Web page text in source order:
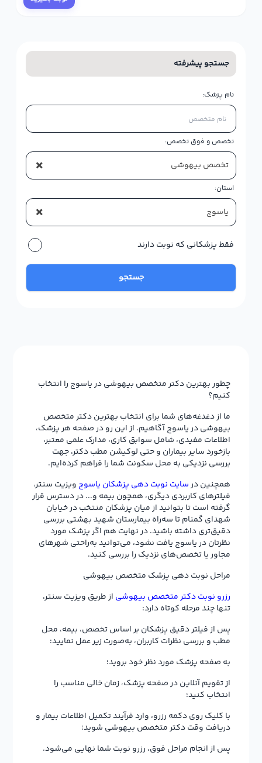
جستجو پیشرفته
نام پزشک:
تخصص و فوق تخصص:
× تخصص بیهوشی
استان:
× یاسوج
فقط پزشکانی که نوبت دارند
جستجو
چطور بهترین دکتر متخصص بیهوشی در یاسوج را انتخاب
کنیم؟
ما از دغدغه‌های شما برای انتخاب بهترین دکتر متخصص
بیهوشی در یاسوج آگاهیم. از این رو در صفحه هر پزشک،
اطلاعات مفیدی، شامل سوابق کاری، مدارک علمی معتبر،
بازخورد سایر بیماران و حتی لوکیشن مطب دکتر، جهت
بررسی نزدیکی به محل سکونت شما را فراهم کرده‌ایم.
همچنین درسایت نوبت دهی پزشکان یاسوج ویزیت سنتر،
فیلترهای کاربردی دیگری، همچون بیمه و... در دسترس قرار
گرفته است تا بتوانید از میان پزشکان منتخب در خیابان
شهدای گمنام تا سه‌راه بیمارستان شهید بهشتی بررسی
دقیق‌تری داشته باشید. در نهایت هم اگر پزشک مورد
نظرتان در یاسوج یافت نشود، می‌توانید به‌راحتی شهرهای
مجاور یا تخصص‌های نزدیک را بررسی کنید.
مراحل نوبت دهی پزشک متخصص بیهوشی
رزرو نوبت دکتر متخصص بیهوشی از طریق ویزیت سنتر،
تنها چند مرحله کوتاه دارد:
پس از فیلتر دقیق پزشکان بر اساس تخصص، بیمه، محل
مطب و بررسی نظرات کاربران، به‌صورت زیر عمل نمایید:
به صفحه پزشک مورد نظر خود بروید؛
از تقویم آنلاین در صفحه پزشک، زمان خالی مناسب را
انتخاب کنید؛
با کلیک روی دکمه رزرو، وارد فرآیند تکمیل اطلاعات بیمار و
دریافت وقت دکتر متخصص بیهوشی شوید؛
پس از انجام مراحل فوق، رزرو نوبت شما نهایی می‌شود.